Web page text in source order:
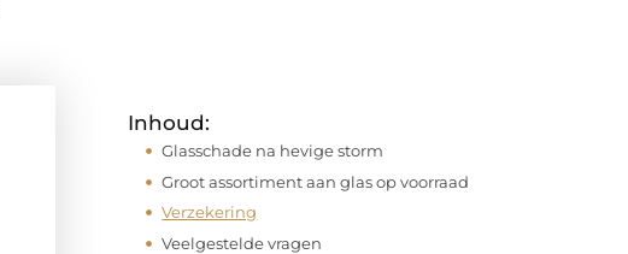
Inhoud:
Glasschade na hevige storm
Groot assortiment aan glas op voorraad
Verzekering
Veelgestelde vragen